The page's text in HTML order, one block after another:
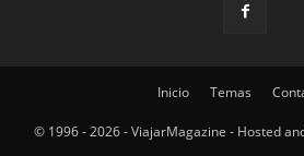
Inicio Temas
© 1996 - 2026 - ViajarMagazine - Hosted